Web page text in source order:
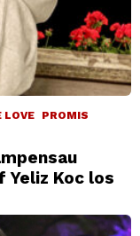
LOVE
PROMIS
Yeliz Koc los